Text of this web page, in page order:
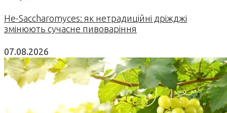
Не-Saccharomyces: як нетрадиційні дріжджі
змінюють сучасне пивоваріння
07.08.2026